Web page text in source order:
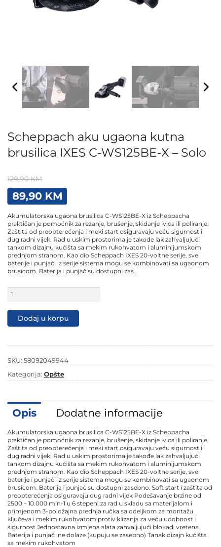
Scheppach aku ugaona kutna
brusilica IXES C-WS125BE-X – Solo
129,90KM
Original
price
was:
129,90 KM.
89,90 KM
Current
price
is:
89,90 KM.
Akumulatorska ugaona brusilica C-WS125BE-X iz Scheppacha
praktičan je pomoćnik za rezanje, brušenje, skidanje ivica ili poliranje.
Zaštita od preopterećenja i meki start osiguravaju veću sigurnost i
dug radni vijek. Rad u uskim prostorima je takođe lak zahvaljujući
tankom dizajnu kućišta sa mekim rukohvatom i aluminijumskom
prednjom stranom. Kao dio Scheppach IXES 20-voltne serije, sve
baterije i punjači iz serije sistema mogu se kombinovati sa ugaonom
brusicom. Baterija i punjač su dostupni zas…
Scheppach
aku
kutna
brusilica
WS125BE-
-
Solo
količina
Dodaj u korpu
SKU: 58092049944
Kategorija: Opšte
Opis Dodatne informacije
Akumulatorska ugaona brusilica C-WS125BE-X iz Scheppacha
praktičan je pomoćnik za rezanje, brušenje, skidanje ivica ili poliranje.
Zaštita od preopterećenja i meki start osiguravaju veću sigurnost i
dug radni vijek. Rad u uskim prostorima je takođe lak zahvaljujući
tankom dizajnu kućišta sa mekim rukohvatom i aluminijumskom
prednjom stranom. Kao dio Scheppach IXES 20-voltne serije, sve
baterije i punjači iz serije sistema mogu se kombinovati sa ugaonom
brusicom. Baterija i punjač su dostupni zasebno. Soft start i zaštita od
preopterećenja osiguravaju dug radni vijek Podešavanje brzine od
2500 – 10.000 min-1 u 6 stepeni za rad u skladu sa materijalom i
primjenom 3-položajna prednja ručka sa odeljkom za montažu
ključeva i mekim rukohvatom protiv klizanja za veću udobnost i
sigurnost Jednostavna izmjena alata zahvaljujući blokadi vretena
Baterija i punjač ne dolaze (kupuju se zasebno) Tanak dizajn kućišta
sa mekim rukohvatom